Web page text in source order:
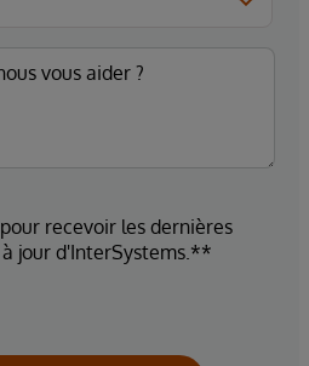
recevoir les dernières
jour d'InterSystems.**